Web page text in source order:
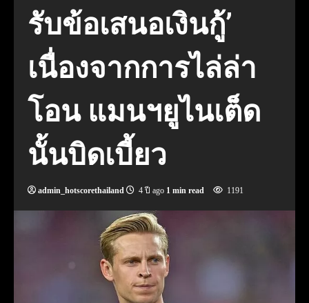
รับข้อเสนอเงินกู้’
เนื่องจากการไล่ล่า
โอน แมนฯยูไนเต็ด
นั้นบิดเบี้ยว
admin_hotscorethailand 4 ปี ago 1 min read 1191